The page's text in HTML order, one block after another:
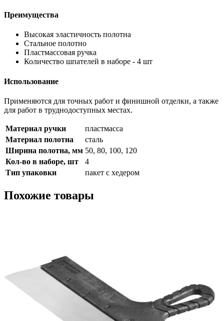
Преимущества
Высокая эластичность полотна
Стальное полотно
Пластмассовая ручка
Количество шпателей в наборе - 4 шт
Использование
Применяются для точных работ и финишной отделки, а также
для работ в труднодоступных местах.
Материал ручки
пластмасса
Материал полотна
сталь
Ширина полотна, мм 50, 80, 100, 120
Кол-во в наборе, шт
4
Тип упаковки
пакет с хедером
Похожие товары